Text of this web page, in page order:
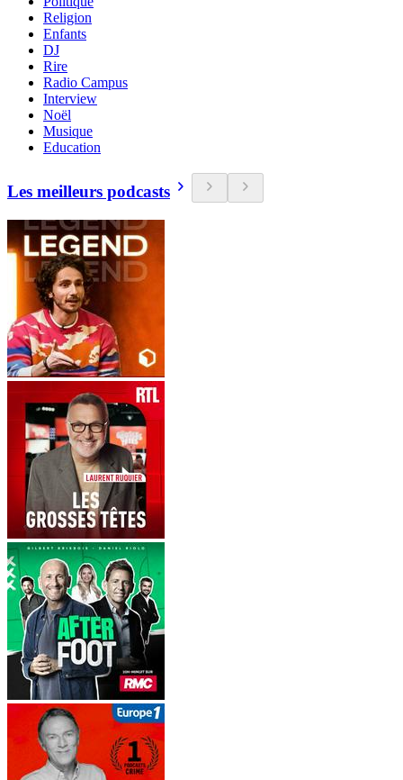
Religion
Enfants
DJ
Rire
Radio Campus
Interview
Noël
Musique
Education
Les meilleurs podcasts